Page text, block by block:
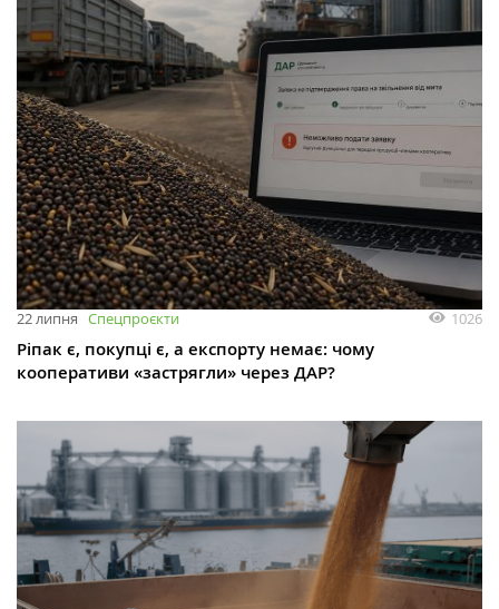
22 липня Спецпроєкти 1026
Ріпак є, покупці є, а експорту немає: чому
кооперативи «застрягли» через ДАР?